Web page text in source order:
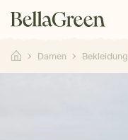
Damen Bekleidung